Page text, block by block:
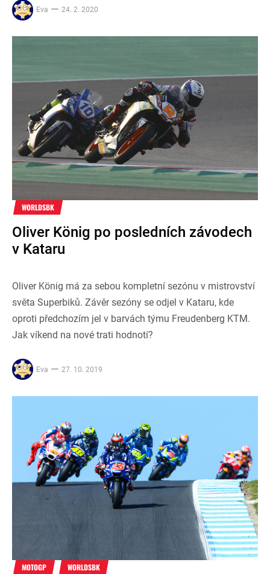
Eva 24. 2. 2020
WORLDSBK
Oliver König po posledních závodech
v Kataru
Oliver König má za sebou kompletní sezónu v mistrovství
světa Superbiků. Závěr sezóny se odjel v Kataru, kde
oproti předchozím jel v barvách týmu Freudenberg KTM.
Jak víkend na nové trati hodnotí?
Eva 27. 10. 2019
MOTOGP WORLDSBK